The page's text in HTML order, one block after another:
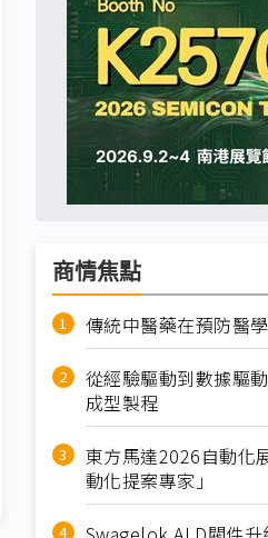
商情焦點
傳統中醫藥在預防醫
從經驗驅動到數據驅
成型製程
東方馬達2026自動化
動化提案專家」